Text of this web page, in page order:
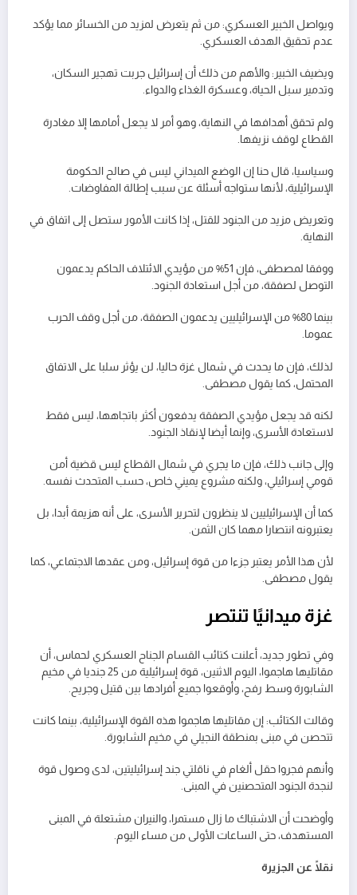
ويواصل الخبير العسكري: من ثم يتعرض لمزيد من الخسائر مما يؤكد
عدم تحقيق الهدف العسكري.
ويضيف الخبير: والأهم من ذلك أن إسرائيل جربت تهجير السكان،
وتدمير سبل الحياة، وعسكرة الغذاء والدواء.
ولم تحقق أهدافها في النهاية، وهو أمر لا يجعل أمامها إلا مغادرة
القطاع لوقف نزيفها.
وسياسيا، قال حنا إن الوضع الميداني ليس في صالح الحكومة
الإسرائيلية، لأنها ستواجه أسئلة عن سبب إطالة المفاوضات.
وتعريض مزيد من الجنود للقتل، إذا كانت الأمور ستصل إلى اتفاق في
النهاية.
ووفقا لمصطفى، فإن 51% من مؤيدي الائتلاف الحاكم يدعمون
التوصل لصفقة، من أجل استعادة الجنود.
بينما 80% من الإسرائيليين يدعمون الصفقة، من أجل وقف الحرب
عموما.
لذلك، فإن ما يحدث في شمال غزة حاليا، لن يؤثر سلبا على الاتفاق
المحتمل، كما يقول مصطفى.
لكنه قد يجعل مؤيدي الصفقة يدفعون أكثر باتجاهها، ليس فقط
لاستعادة الأسرى، وإنما أيضا لإنقاذ الجنود.
وإلى جانب ذلك، فإن ما يجري في شمال القطاع ليس قضية أمن
قومي إسرائيلي، ولكنه مشروع يميني خاص، حسب المتحدث نفسه.
كما أن الإسرائيليين لا ينظرون لتحرير الأسرى، على أنه هزيمة أبدا، بل
يعتبرونه انتصارا مهما كان الثمن.
لأن هذا الأمر يعتبر جزءا من قوة إسرائيل، ومن عقدها الاجتماعي، كما
يقول مصطفى.
غزة ميدانيًا تنتصر
وفي تطور جديد، أعلنت كتائب القسام الجناح العسكري لحماس، أن
مقاتليها هاجموا، اليوم الاثنين، قوة إسرائيلية من 25 جنديا في مخيم
الشابورة وسط رفح، وأوقعوا جميع أفرادها بين قتيل وجريح.
وقالت الكتائب: إن مقاتليها هاجموا هذه القوة الإسرائيلية، بينما كانت
تتحصن في مبنى بمنطقة النجيلي في مخيم الشابورة.
وأنهم فجروا حقل ألغام في ناقلتي جند إسرائيليتين، لدى وصول قوة
لنجدة الجنود المتحصنين في المبنى.
وأوضحت أن الاشتباك ما زال مستمرا، والنيران مشتعلة في المبنى
المستهدف، حتى الساعات الأولى من مساء اليوم.
نقلًا عن الجزيرة